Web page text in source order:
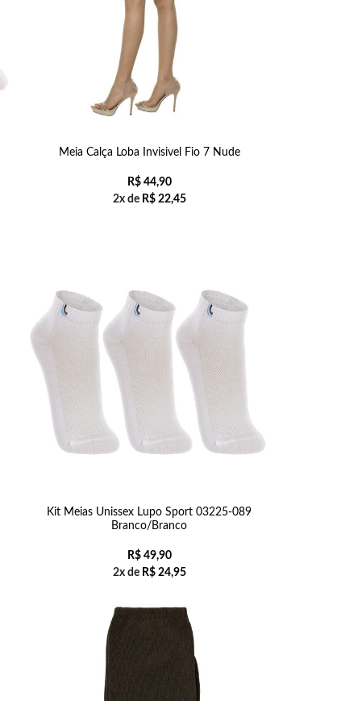
Meia Calça Loba Invisivel Fio 7 Nude
R$44,90
2x de R$22,45
Kit Meias Unissex Lupo Sport 03225-089
Branco/Branco
R$49,90
2x de R$24,95